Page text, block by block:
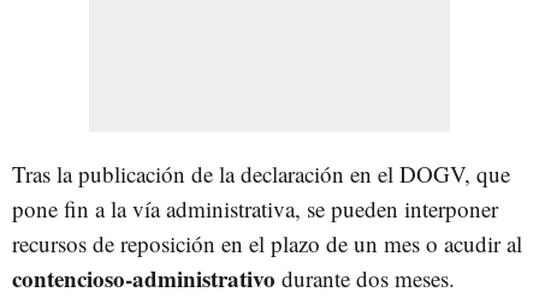
Tras la publicación de la declaración en el DOGV, que
pone fin a la vía administrativa, se pueden interponer
recursos de reposición en el plazo de un mes o acudir al
contencioso-administrativo durante dos meses.